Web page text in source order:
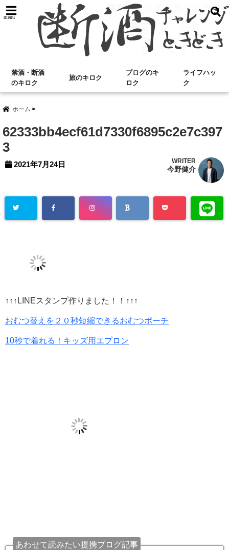
menu
禁酒・断酒
のキロク
旅のキロク
ブログのキ
ロク
ライフハッ
ク
ホーム
62333bb4ecf61d7330f6895c2e7c397
3
2021年7月24日 WRITER
今野健介
↑↑↑LINEスタンプ作りました！！↑↑↑
おむつ替えを２０秒短縮できるおむつポーチ
10秒で着れる！キッズ用エプロン
あわせて読みたい提携ブログ記事